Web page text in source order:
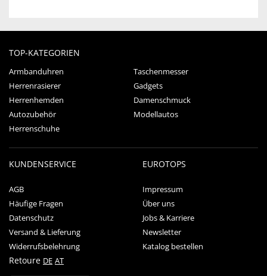
TOP-KATEGORIEN
Armbanduhren
Taschenmesser
Herrenrasierer
Gadgets
Herrenhemden
Damenschmuck
Autozubehör
Modellautos
Herrenschuhe
KUNDENSERVICE
AGB
Häufige Fragen
Datenschutz
Versand & Lieferung
Widerrufsbelehrung
Retoure DE AT
EUROTOPS
Impressum
Über uns
Jobs & Karriere
Newsletter
Katalog bestellen